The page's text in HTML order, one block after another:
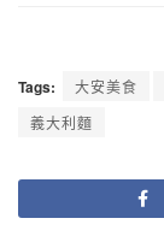
Tags: 大安美食
義大利麵